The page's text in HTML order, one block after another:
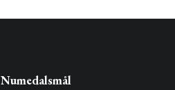
Numedalsmål